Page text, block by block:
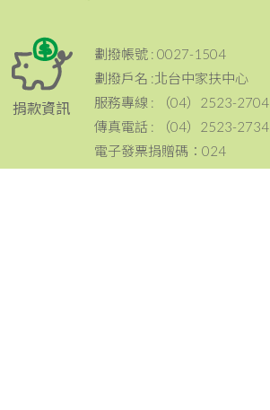
捐款資訊
劃撥帳號 : 0027-1504
劃撥戶名 :北台中家扶中心
服務專線 : （04）2523-2704
傳真電話 : （04）2523-2734
電子發票捐贈碼：024